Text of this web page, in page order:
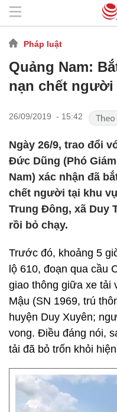
Pháp luật
Quảng Nam:
nạn chết
26/09/2019 - 15:42
Ngày 26/9, trao đổi
Đức Dũng (Phó
Nam) xác nhận đã
chết người tại khu
Trung Đông, xã Duy
rồi bỏ chạy.
Trước đó, khoảng 5
lộ 610, đoạn qua cầu
giao thông giữa xe tải
Mậu (SN 1969, trú
huyện Duy Xuyên;
vong. Điều đáng nói,
tải đã bỏ trốn khỏi